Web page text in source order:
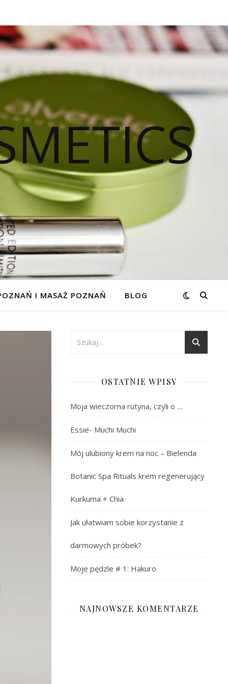
I MASAŻ POZNAŃ BLOG
OSTATNIE WPISY
Moja wieczorna rutyna, czyli o …
Essie- Muchi Muchi
Mój ulubiony krem na noc – Bielenda
Botanic Spa Rituals krem regenerujący
Kurkuma + Chia
Jak ułatwiam sobie korzystanie z
darmowych próbek?
Moje pędzle # 1: Hakuro
NAJNOWSZE KOMENTARZE